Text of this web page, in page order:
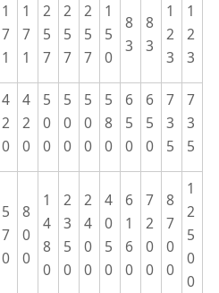
1
7
1
1
7
1
2
5
7
2
5
7
2
5
7
1
5
0
8
3
8
3
1
2
3
1
2
3
4
2
0
4
2
0
5
0
0
5
0
0
5
0
0
5
8
0
6
5
0
6
5
0
7
3
5
7
3
5
5
7
0
8
0
0
1
4
8
0
2
3
5
0
2
4
0
0
4
0
5
0
6
1
6
0
7
2
0
0
8
7
0
0
1
2
5
0
0